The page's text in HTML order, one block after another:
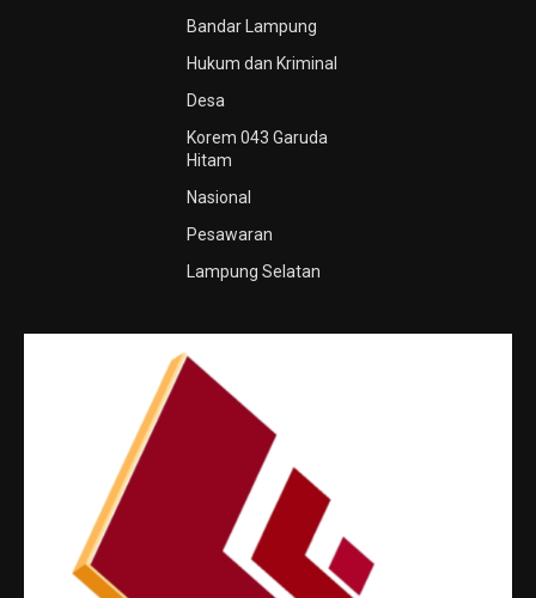
Bandar Lampung
Hukum dan Kriminal
Desa
Korem 043 Garuda
Hitam
Nasional
Pesawaran
Lampung Selatan